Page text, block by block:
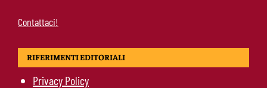
Contattaci!
RIFERIMENTI EDITORIALI
Privacy Policy